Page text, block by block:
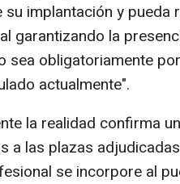
implantación y pueda
garantizando la
sea obligatoriamente
actualmente".
la realidad confirma
a las plazas
se incorpore al